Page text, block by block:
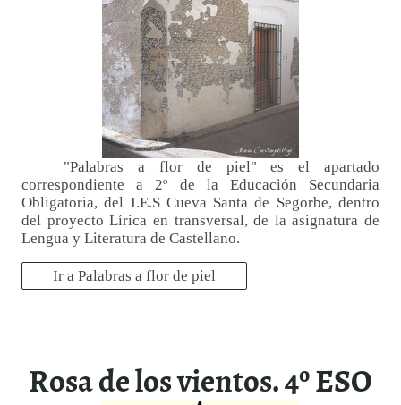
"Palabras a flor de piel" es el apartado
correspondiente a 2º de la Educación Secundaria
Obligatoria, del I.E.S Cueva Santa de Segorbe, dentro
del proyecto Lírica en transversal, de la asignatura de
Lengua y Literatura de Castellano.
Ir a Palabras a flor de piel
Rosa de los vientos. 4º ESO